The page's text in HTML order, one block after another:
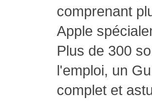
comprenant
Apple
Plus de 300
l'emploi, un
complet et